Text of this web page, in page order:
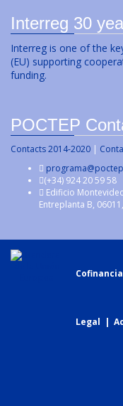
Interreg 30
Interreg is one of the
(EU) supporting
funding.
POCTEP
Contacts 2014-2020 |
(+34) 924 20 59 58
Edificio
Entreplanta B,
Legal |